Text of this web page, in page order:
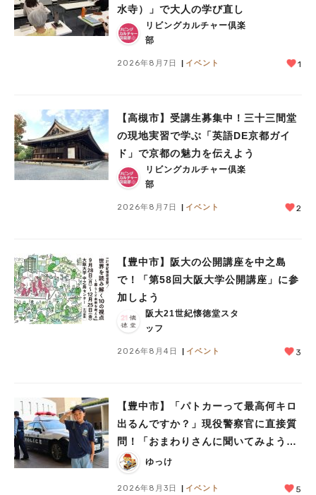
水寺）」で大人の学び直し
リビングカルチャー倶楽
部
2026年8月7日 イベント 1
【高槻市】受講生募集中！三十三間堂
の現地実習で学ぶ「英語DE京都ガイ
ド」で京都の魅力を伝えよう
リビングカルチャー倶楽
部
2026年8月7日 イベント 2
【豊中市】阪大の公開講座を中之島
で！「第58回大阪大学公開講座」に参
加しよう
阪大21世紀懐徳堂スタ
ッフ
2026年8月4日 イベント 3
【豊中市】「パトカーって最高何キロ
出るんですか？」現役警察官に直接質
問！「おまわりさんに聞いてみよう」
に参加しました
ゆっけ
2026年8月3日 イベント 5